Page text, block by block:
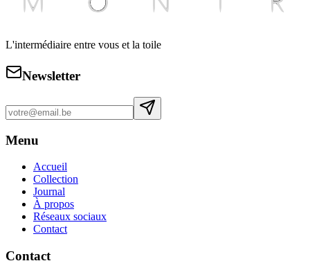
L'intermédiaire entre vous et la toile
Newsletter
Menu
Accueil
Collection
Journal
À propos
Réseaux sociaux
Contact
Contact